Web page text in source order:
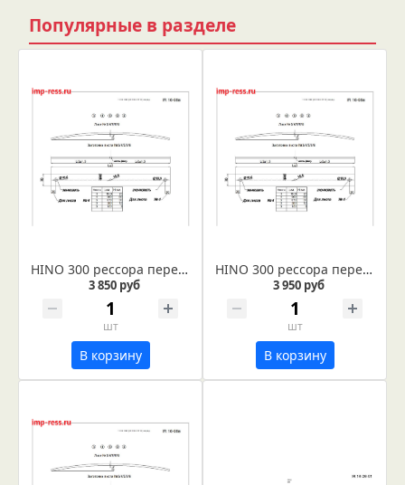
Популярные в разделе
HINO 300 рессора передняя лист № 4 (Арт. IR 16-08-04)
3 850 руб
шт
В корзину
HINO 300 рессора передняя лист № 3(Арт. IR 16-08-03)
3 950 руб
шт
В корзину